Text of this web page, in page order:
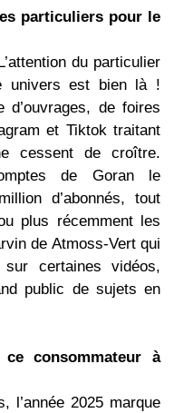
particuliers pour le
du particulier
univers est bien là !
d’ouvrages, de foires
et Tiktok traitant
cessent de croître.
de Goran le
d’abonnés, tout
plus récemment les
de Atmoss-Vert qui
certaines vidéos,
public de sujets en
consommateur à
l’année 2025 marque